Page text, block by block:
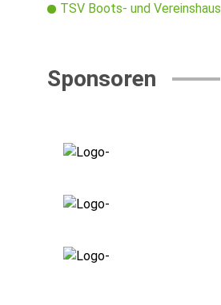
TSV Boots- und Vereinshaus
Sponsoren